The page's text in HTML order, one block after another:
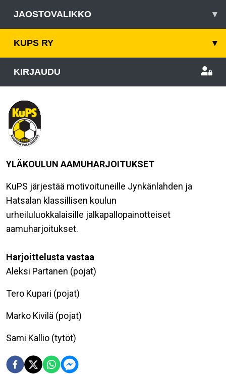
JAOSTOVALIKKO ▾
KUPS RY ▾
KIRJAUDU
YLÄKOULUN AAMUHARJOITUKSET
KuPS järjestää motivoituneille Jynkänlahden ja
Hatsalan klassillisen koulun
urheiluluokkalaisille jalkapallopainotteiset
aamuharjoitukset.
Harjoittelusta vastaa
Aleksi Partanen (pojat)
Tero Kupari (pojat)
Marko Kivilä (pojat)
Sami Kallio (tytöt)